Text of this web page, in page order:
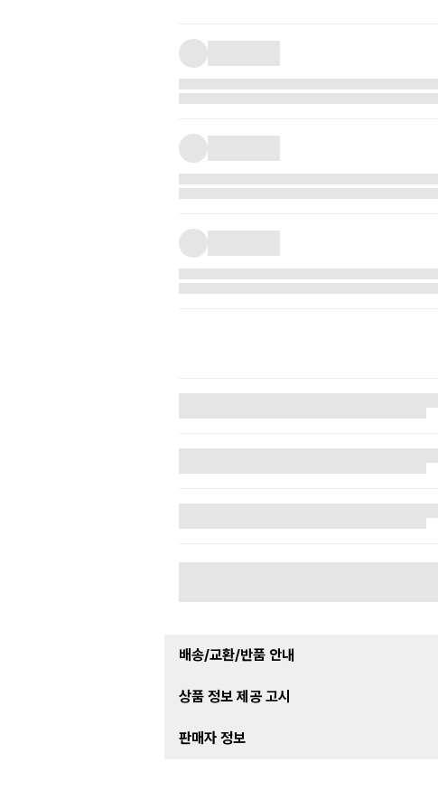
배송/교환/반품 안내
상품 정보 제공 고시
판매자 정보